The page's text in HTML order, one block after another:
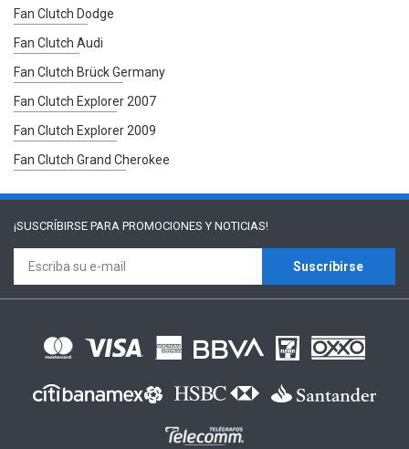
Fan Clutch Dodge
Fan Clutch Audi
Fan Clutch Brück Germany
Fan Clutch Explorer 2007
Fan Clutch Explorer 2009
Fan Clutch Grand Cherokee
¡SUSCRÍBIRSE PARA PROMOCIONES Y NOTICIAS!
Suscríbirse